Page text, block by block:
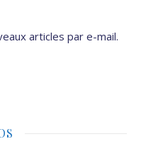
articles par e-mail.